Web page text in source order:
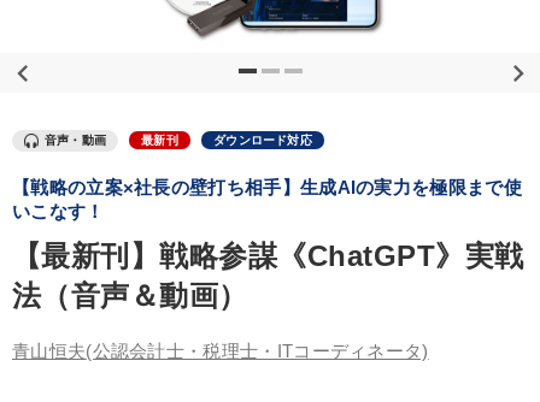
若手異才経営者の発想 専門家のアドバイス
テーマ
【2月】音声・映像
148回夏季大会 成功哲学・人間学
最新トレンドと時代の潮流を押さえる
組織と人を動かすマネジメント力を磨く
音声・動画 最新刊 ダウンロード対応
【戦略の立案×社長の壁打ち相手】生成AIの実力を極限まで使
いこなす！
【最新刊】戦略参謀《ChatGPT》実戦
法（音声＆動画）
青山恒夫(公認会計士・税理士・ITコーディネータ)